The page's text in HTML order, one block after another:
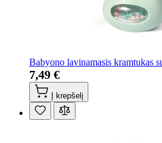
Babyono lavinamasis kramtukas
7,49 €
Į krepšelį